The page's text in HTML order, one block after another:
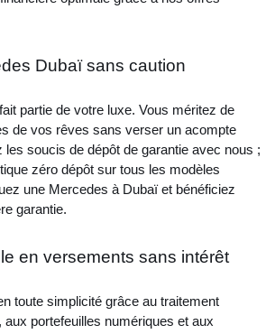
Dubaï sans caution
partie de votre luxe. Vous méritez de
de vos rêves sans verser un acompte
les soucis de dépôt de garantie avec nous ;
zéro dépôt sur tous les modèles
une Mercedes à Dubaï et bénéficiez
garantie.
en versements sans intérêt
toute simplicité grâce au traitement
portefeuilles numériques et aux